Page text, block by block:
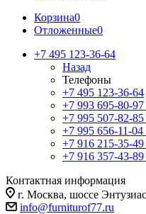
Корзина0
Отложенные0
+7 495 123-36-64
Назад
Телефоны
+7 495 123-36-64
+7 993 695-80-97
+7 995 507-82-85
+7 995 656-11-04
+7 916 215-35-49
+7 916 357-43-89
Контактная информация
г. Москва, шоссе
info@furniturof77.ru